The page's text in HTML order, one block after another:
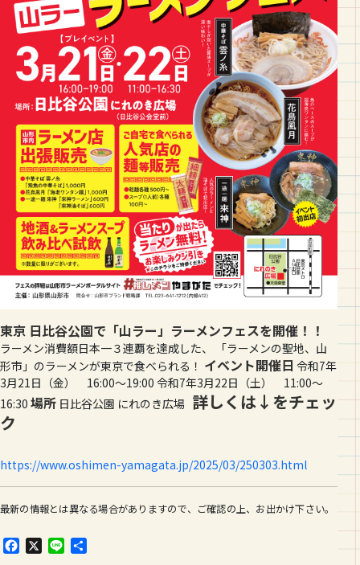
東京 日比谷公園で「山ラー」ラーメンフェスを開催！！
ラーメン消費額日本一３連覇を達成した、 「ラーメンの聖地、山
形市」のラーメンが東京で食べられる！ イベント開催日 令和7年
3月21日（金） 16:00～19:00 令和7年3月22日（土） 11:00～
16:30 場所 日比谷公園 にれのき広場 詳しくは↓をチェッ
ク
https://www.oshimen-yamagata.jp/2025/03/250303.html
最新の情報とは異なる場合がありますので、ご確認の上、お出かけ下さい。
F
X
L